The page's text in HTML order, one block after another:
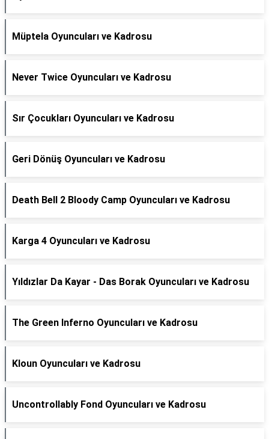
Müptela Oyuncuları ve Kadrosu
Never Twice Oyuncuları ve Kadrosu
Sır Çocukları Oyuncuları ve Kadrosu
Geri Dönüş Oyuncuları ve Kadrosu
Death Bell 2 Bloody Camp Oyuncuları ve Kadrosu
Karga 4 Oyuncuları ve Kadrosu
Yıldızlar Da Kayar - Das Borak Oyuncuları ve Kadrosu
The Green Inferno Oyuncuları ve Kadrosu
Kloun Oyuncuları ve Kadrosu
Uncontrollably Fond Oyuncuları ve Kadrosu